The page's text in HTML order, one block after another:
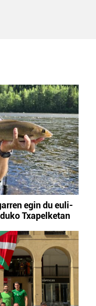
egin du euli-
Txapelketan